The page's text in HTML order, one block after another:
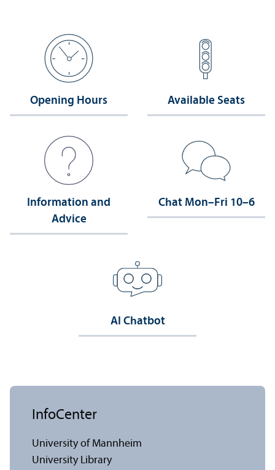
Opening Hours Available Seats
Information and
Advice
Chat Mon–Fri 10–6
AI Chatbot
InfoCenter
University of Mannheim
University Library